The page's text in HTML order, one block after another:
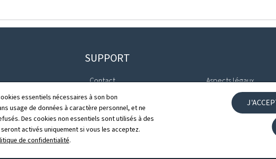
essentiels nécessaires à son bon
usage de données à caractère personnel, et ne
Des cookies non essentiels sont utilisés à des
activés uniquement si vous les acceptez.
de confidentialité.
SUPPORT
Contact
Plan du site
À propos du site
Aspects légaux
Déclaration